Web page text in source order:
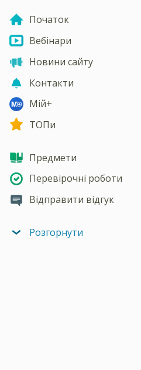
Початок
Вебінари
Новини сайту
Контакти
Мій+
ТОПи
Предмети
Перевірочні роботи
Відправити відгук
Розгорнути